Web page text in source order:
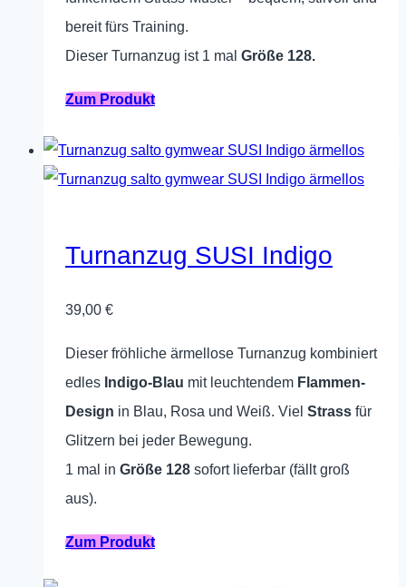
werden
bereit fürs Training.
Dieser Turnanzug ist 1 mal Größe 128.
Zum ProduktDieses
weist
mehrere
Die
auf
der
Produktseite
gewählt
werden
Turnanzug SUSI Indigo
39,00 €
Dieser fröhliche ärmellose Turnanzug kombiniert
edles Indigo-Blau mit leuchtendem Flammen-
Design in Blau, Rosa und Weiß. Viel Strass für
Glitzern bei jeder Bewegung.
1 mal in Größe 128 sofort lieferbar (fällt groß
aus).
Zum ProduktDieses